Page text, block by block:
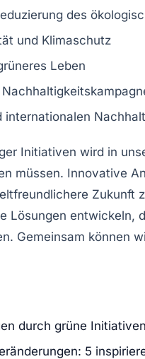
des
und Klimaschutz
Leben
internationalen
Initiativen wird in
müssen. Innovative
Zukunft
Lösungen entwickeln,
Gemeinsam können
durch grüne
5